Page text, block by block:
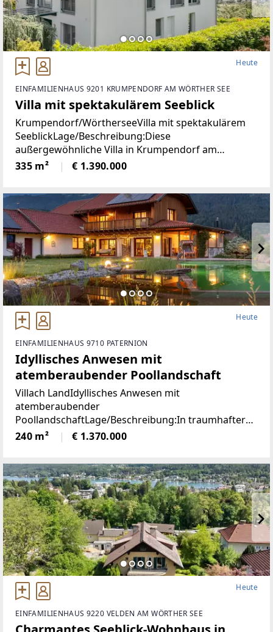
Heute
EINFAMILIENHAUS 9201 KRUMPENDORF AM WÖRTHER SEE
Villa mit spektakulärem Seeblick
Krumpendorf/WörtherseeVilla mit spektakulärem
SeeblickLage/Beschreibung:Diese
außergewöhnliche Villa in Krumpendorf am
Wörthersee vereint großzügiges Wohnen, exklusive
Ausstattung und eine unvergleichliche Aussicht in
335 m² € 1.390.000
Heute
EINFAMILIENHAUS 9710 PATERNION
Idyllisches Anwesen mit
atemberaubender Poollandschaft
Villach LandIdyllisches Anwesen mit
atemberaubender
PoollandschaftLage/Beschreibung:In traumhafter
Lage von Feffernitz präsentiert sich dieses
außergewöhnliche Anwesen als wahres Refugium
240 m² € 1.370.000
Heute
EINFAMILIENHAUS 9220 VELDEN AM WÖRTHER SEE